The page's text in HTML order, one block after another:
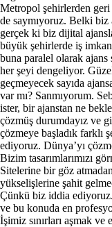
Metropol şehirlerden
de saymıyoruz. Belki biz
gerçek ki biz dijital
büyük şehirlerde iş
buna paralel olarak ajans
her şeyi dengeliyor.
geçmeyecek sayıda
var mı? Sanmıyorum.
ister, bir ajanstan ne
çözmüş durumdayız ve
çözmeye başladık farklı
ediyoruz. Dünya’yı
Bizim tasarımlarımızı
Sitelerine bir göz
yükselişlerine şahit
Çünkü biz iddia
ve bu konuda en
İşimiz sınırları aşmak